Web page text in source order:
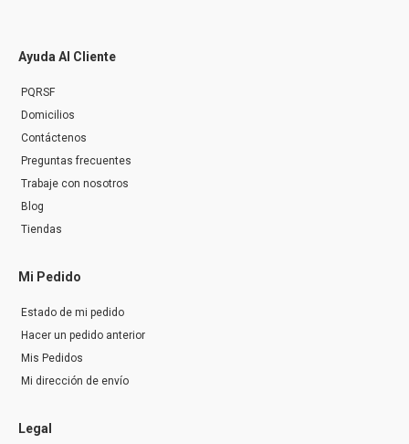
Ayuda Al Cliente
PQRSF
Domicilios
Contáctenos
Preguntas frecuentes
Trabaje con nosotros
Blog
Tiendas
Mi Pedido
Estado de mi pedido
Hacer un pedido anterior
Mis Pedidos
Mi dirección de envío
Legal